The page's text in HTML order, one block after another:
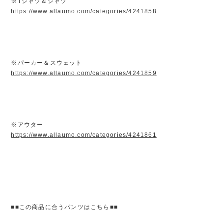
https://www.allaumo.com/categories/4241858
※パーカー＆スウェット
https://www.allaumo.com/categories/4241859
※アウター
https://www.allaumo.com/categories/4241861
■■この商品に合うパンツはこちら■■